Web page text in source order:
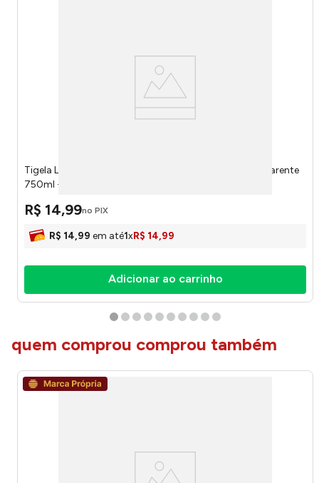
Tigela Laguna Tampa Plástica Vidro Reciclado Transparente
750ml - Vitazza
R$ 14,99no PIX
R$ 14,99 em até1xR$ 14,99
Adicionar ao carrinho
quem comprou comprou também